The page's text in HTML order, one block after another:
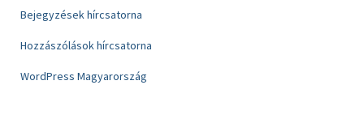
Bejegyzések hírcsatorna
Hozzászólások hírcsatorna
WordPress Magyarország